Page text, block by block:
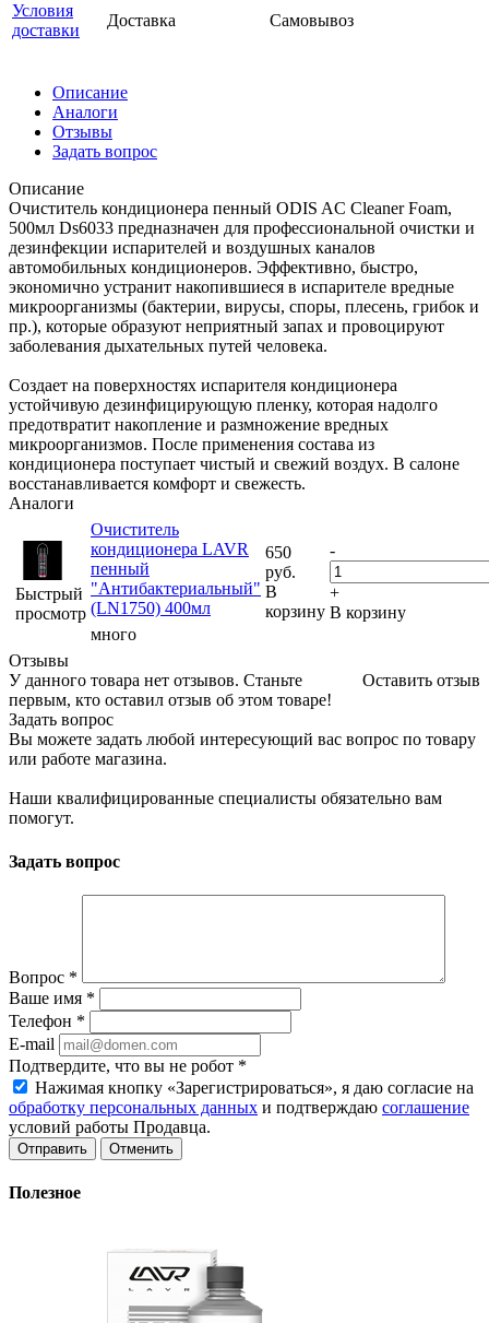
Условия
доставки
Доставка Самовывоз
Описание
Аналоги
Отзывы
Задать вопрос
Описание
Очиститель кондиционера пенный ODIS AC Cleaner Foam,
500мл Ds6033 предназначен для профессиональной очистки и
дезинфекции испарителей и воздушных каналов
автомобильных кондиционеров. Эффективно, быстро,
экономично устранит накопившиеся в испарителе вредные
микроорганизмы (бактерии, вирусы, споры, плесень, грибок и
пр.), которые образуют неприятный запах и провоцируют
заболевания дыхательных путей человека.
Создает на поверхностях испарителя кондиционера
устойчивую дезинфицирующую пленку, которая надолго
предотвратит накопление и размножение вредных
микроорганизмов. После применения состава из
кондиционера поступает чистый и свежий воздух. В салоне
восстанавливается комфорт и свежесть.
Аналоги
Быстрый
просмотр
Очиститель
кондиционера LAVR
пенный
"Антибактериальный"
(LN1750) 400мл
много
650
руб.
В
корзину
-
+
В корзину
Отзывы
Оставить отзыв
У данного товара нет отзывов. Станьте
первым, кто оставил отзыв об этом товаре!
Задать вопрос
Вы можете задать любой интересующий вас вопрос по товару
или работе магазина.
Наши квалифицированные специалисты обязательно вам
помогут.
Задать вопрос
Вопрос *
Ваше имя *
Телефон *
E-mail
Подтвердите, что вы не робот *
Нажимая кнопку «Зарегистрироваться», я даю согласие на
обработку персональных данных и подтверждаю соглашение
условий работы Продавца.
Отменить
Полезное